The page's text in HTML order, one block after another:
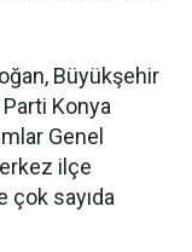
Büyükşehir
Konya
Genel
ilçe
çok sayıda